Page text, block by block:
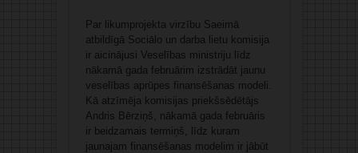
Par likumprojekta virzību Saeimā
atbildīgā Sociālo un darba lietu komisija
ir aicinājusi Veselības ministriju līdz
nākamā gada februārim izstrādāt jaunu
veselības aprūpes finansēšanas modeli.
Kā atzīmēja komisijas priekšsēdētājs
Andris Bērziņš, nākamā gada februāris
ir beidzamais termiņš, līdz kuram
jaunajam finansēšanas modelim ir jābūt